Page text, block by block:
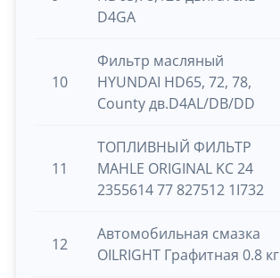
D4GA
10
Фильтр масляный
HYUNDAI HD65, 72, 78,
County дв.D4AL/DB/DD
11
ТОПЛИВНЫЙ ФИЛЬТР
MAHLE ORIGINAL KC 24
2355614 77 827512 1I732
12
Автомобильная смазка
OILRIGHT Графитная 0.8 кг